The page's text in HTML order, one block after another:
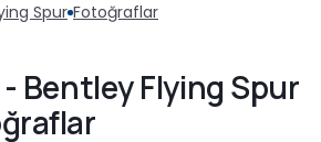
Spur Fotoğraflar
Bentley Flying Spur